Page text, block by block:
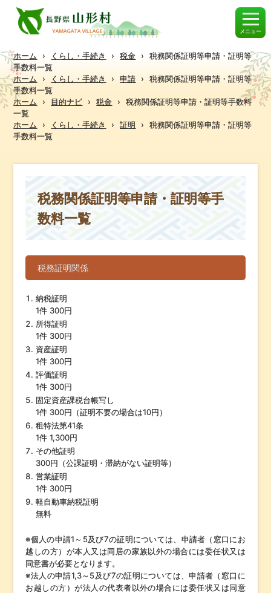
メニュー
ホーム › くらし・手続き › 税金 ›
税務関係証明等申請・証明等
手数料一覧
ホーム
› くらし・手続き › 申請 ›
税務関係証明等申請・証明等
手数料一覧
ホーム
› 目的ナビ › 税金 ›
税務関係証明等申請・証明等手数料
一覧
ホーム
› くらし・手続き › 証明 ›
税務関係証明等申請・証明等
手数料一覧
税務関係証明等申請・証明等手
数料一覧
税務証明関係
納税証明
1件 300円
所得証明
1件 300円
資産証明
1件 300円
評価証明
1件 300円
固定資産課税台帳写し
1件 300円（証明不要の場合は10円）
租特法第41条
1件 1,300円
その他証明
300円（公課証明・滞納がない証明等）
営業証明
1件 300円
軽自動車納税証明
無料
※個人の申請1～5及び7の証明については、申請者（窓口にお
越しの方）が本人又は同居の家族以外の場合には委任状又は
同意書が必要となります。
※法人の申請1,3～5及び7の証明については、申請者（窓口に
お越しの方）が法人の代表者以外の場合には委任状又は同意